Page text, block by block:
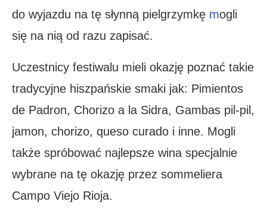
do wyjazdu na tę słynną pielgrzymkę mogli
się na nią od razu zapisać.
Uczestnicy festiwalu mieli okazję poznać takie
tradycyjne hiszpańskie smaki jak: Pimientos
de Padron, Chorizo a la Sidra, Gambas pil-pil,
jamon, chorizo, queso curado i inne. Mogli
także spróbować najlepsze wina specjalnie
wybrane na tę okazję przez sommeliera
Campo Viejo Rioja.